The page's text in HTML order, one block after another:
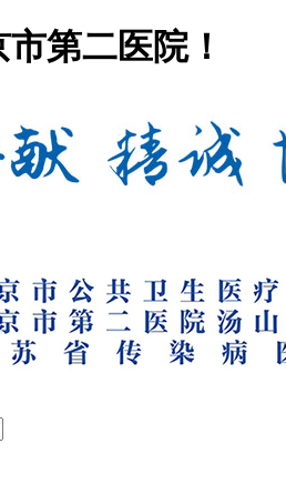
第二医院！